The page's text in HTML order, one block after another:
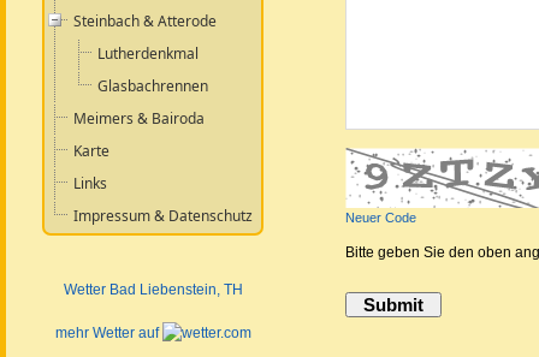
Steinbach & Atterode
Lutherdenkmal
Glasbachrennen
Meimers & Bairoda
Karte
Links
Impressum & Datenschutz
Wetter Bad Liebenstein, TH
mehr Wetter auf
Neuer Code
Bitte geben Sie den oben